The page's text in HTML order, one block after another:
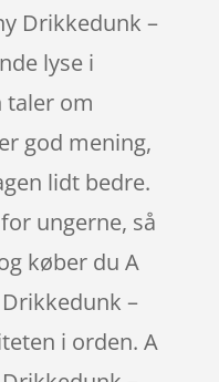
Drikkedunk –
lyse i
taler om
god mening,
lidt bedre.
ungerne, så
køber du A
–
i orden. A